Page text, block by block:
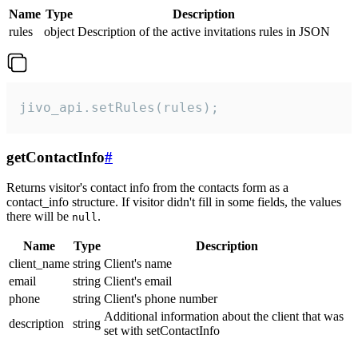
Name Type
Description
rules
object Description of the active invitations rules in JSON
jivo_api.setRules(rules);
getContactInfo#
Returns visitor's contact info from the contacts form as a
contact_info structure. If visitor didn't fill in some fields, the values
there will be null.
Name Type
Description
client_name string Client's name
email
string Client's email
phone
string Client's phone number
description
string
Additional information about the client that was
set with setContactInfo